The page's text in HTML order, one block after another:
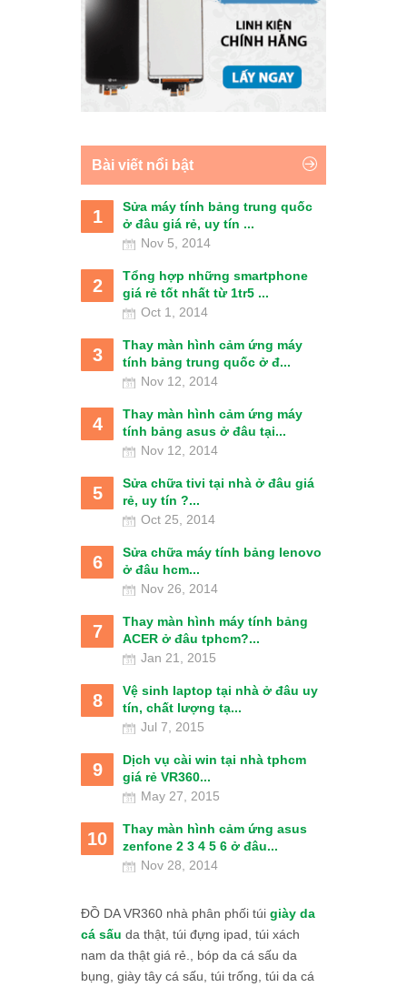
Bài viết nổi bật
1
Sửa máy tính bảng trung quốc
ở đâu giá rẻ, uy tín ...
Nov 5, 2014
2
Tổng hợp những smartphone
giá rẻ tốt nhất từ 1tr5 ...
Oct 1, 2014
3
Thay màn hình cảm ứng máy
tính bảng trung quốc ở đ...
Nov 12, 2014
4
Thay màn hình cảm ứng máy
tính bảng asus ở đâu tại...
Nov 12, 2014
5
Sửa chữa tivi tại nhà ở đâu giá
rẻ, uy tín ?...
Oct 25, 2014
6
Sửa chữa máy tính bảng lenovo
ở đâu hcm...
Nov 26, 2014
7
Thay màn hình máy tính bảng
ACER ở đâu tphcm?...
Jan 21, 2015
8
Vệ sinh laptop tại nhà ở đâu uy
tín, chất lượng tạ...
Jul 7, 2015
9
Dịch vụ cài win tại nhà tphcm
giá rẻ VR360...
May 27, 2015
10
Thay màn hình cảm ứng asus
zenfone 2 3 4 5 6 ở đâu...
Nov 28, 2014
ĐỒ DA VR360 nhà phân phối túi giày da
cá sấu da thật, túi đựng ipad, túi xách
nam da thật giá rẻ., bóp da cá sấu da
bụng, giày tây cá sấu, túi trống, túi da cá